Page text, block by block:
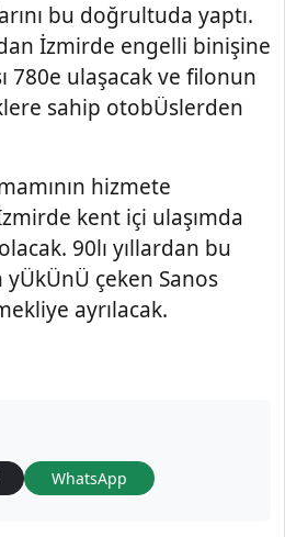
bu doğrultuda yaptı.
İzmirde engelli binişine
780e ulaşacak ve filonun
sahip otobÜslerden
hizmete
kent içi ulaşımda
90lı yıllardan bu
çeken Sanos
ayrılacak.
WhatsApp